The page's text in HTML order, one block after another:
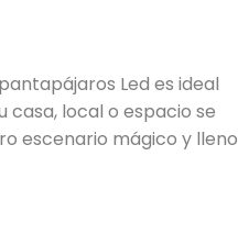
Led es ideal
casa, local o espacio se
escenario mágico y lleno